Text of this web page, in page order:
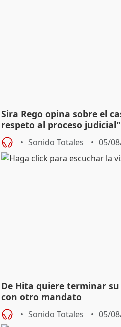
Sira Rego opina sobre el
respeto al proceso judicial"
Sonido Totales 05/
De Hita quiere terminar
con otro mandato
Sonido Totales 05/